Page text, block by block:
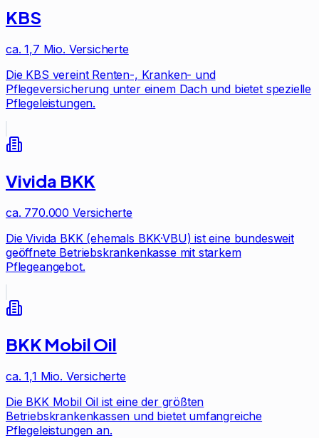
KBS
ca. 1,7 Mio. Versicherte
Die KBS vereint Renten-, Kranken- und
Pflegeversicherung unter einem Dach und bietet spezielle
Pflegeleistungen.
Vivida BKK
ca. 770.000 Versicherte
Die Vivida BKK (ehemals BKK·VBU) ist eine bundesweit
geöffnete Betriebskrankenkasse mit starkem
Pflegeangebot.
BKK Mobil Oil
ca. 1,1 Mio. Versicherte
Die BKK Mobil Oil ist eine der größten
Betriebskrankenkassen und bietet umfangreiche
Pflegeleistungen an.